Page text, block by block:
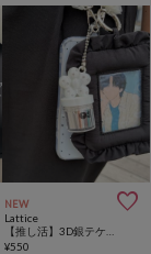
NEW 
Lattice
¥550